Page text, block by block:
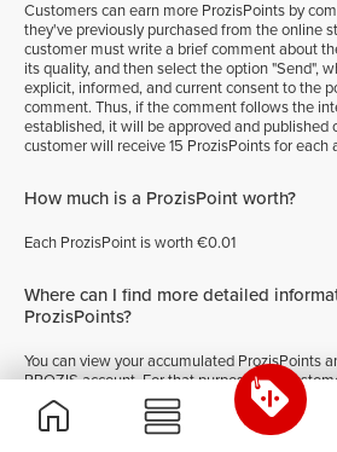
Customers can earn more ProzisPoints by
they've previously purchased from the online
customer must write a brief comment about
its quality, and then select the option "Send",
explicit, informed, and current consent to the
comment. Thus, if the comment follows the
established, it will be approved and published
customer will receive 15 ProzisPoints for each
How much is a ProzisPoint worth?
Each ProzisPoint is worth €0.01
Where can I find more detailed
ProzisPoints?
You can view your accumulated ProzisPoints
PROZIS account. For that purpose, the
login details, go to their personal area, and
"ProzisPoints" tab. On that page, the
have been obtained with ProzisPoints, how